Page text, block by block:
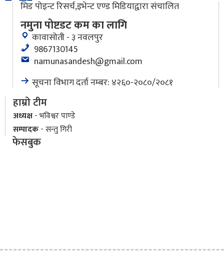
मिड पोइन्ट रिसर्च,इभेन्ट एण्ड मिडियाद्वारा संचालित
नमुना पोष्टडट कम का लागि
कावासोती - ३ नवलपुर
9867130145
namunasandesh@gmail.com
सूचना विभाग दर्ता नम्बर: ४२६०-२०८०/२०८१
हाम्रो टीम
अध्यक्ष- भविश्वर पाण्डे
सम्पादक- सन्तु गिरी
फेसबुक